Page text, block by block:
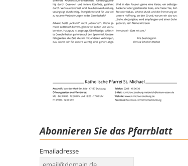
Abonnieren Sie das Pfarrblatt
Emailadresse